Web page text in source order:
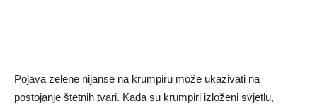
Pojava zelene nijanse na krumpiru može ukazivati ​​na
postojanje štetnih tvari. Kada su krumpiri izloženi svjetlu,